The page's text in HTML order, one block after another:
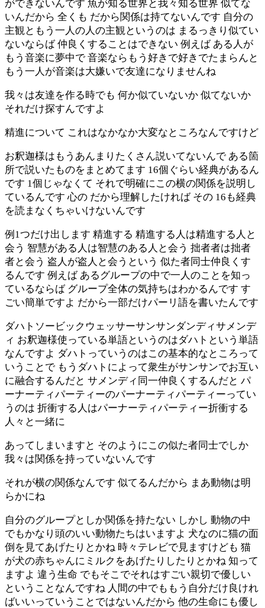
ができないんです 魚が知る世界と我々知る世界 似てな
いんだから 全くも だから関係は持てないんです 自分の
主観ともう一人の人の主観というのは まるっきり似てい
ないならば 仲良くすることはできない 例えば ある人が
もう音楽に夢中で 音楽ならもう好きで好きでたまらんと
もう一人が音楽は大嫌いで友達になりませんね
我々は友達を作る時でも 何か似ていないか 似てないか
それだけ探すんですよ
精進について これはなかなか大変なところなんですけど
お釈迦様はもうあんまりたくさん説いてないんで ある箇
所で説いたものをまとめてます 16個ぐらい経典があるん
です 1個じゃなくて それで明確にこの横の関係を説明し
ているんです 心の だから理解したければ その 16も経典
を読まなくちゃいけないんです
例1つだけ出します 精進する 精進する人は精進する人と
会う 智慧がある人は智慧のある人と会う 拙者者は拙者
者と会う 盗人が盗人と会うという 似た者同士仲良くす
るんです 例えば あるグループの中で一人のことを知っ
ているならば グループ全体の気持ちはわかるんです す
ごい簡単ですよ だから一部だけパーリ語を書いたんです
ダハトソービックウェッサーサンサンダンディサメンデ
ィ お釈迦様使っている単語というのはダハトという単語
なんですよ ダハトっていうのはこの基本的なところって
いうことで もうダハトによって衆生がサンサンでお互い
に融合するんだと サメンディ同一仲良くするんだと パ
ーナーティパーティーのパーナーティパーティーってい
うのは 折衝する人はパーナーティパーティー折衝する
人々と一緒に
あってしまいますと そのようにこの似た者同士でしか
我々は関係を持っていないんです
それが横の関係なんです 似てるんだから まあ動物は明
らかにね
自分のグループとしか関係を持たない しかし 動物の中
でもかなり頭のいい動物たちはいますよ 犬なのに猫の面
倒を見てあげたりとかね 時々テレビで見ますけども 猫
が犬の赤ちゃんにミルクをあげたりしたりとかね 知って
ますよ 違う生命 でもそこでそれはすごい親切で優しい
ということなんですね 人間の中でももう自分だけ良けれ
ばいいっていうことではないんだから 他の生命にも優し